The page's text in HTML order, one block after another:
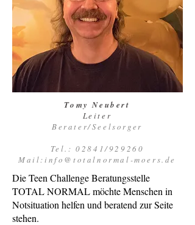
Tomy Neubert
Leiter
Berater/Seelsorger
Tel.: 02841/929260
Mail:info@totalnormal-moers.de
Die Teen Challenge Beratungsstelle
TOTAL NORMAL möchte Menschen in
Notsituation helfen und beratend zur Seite
stehen.